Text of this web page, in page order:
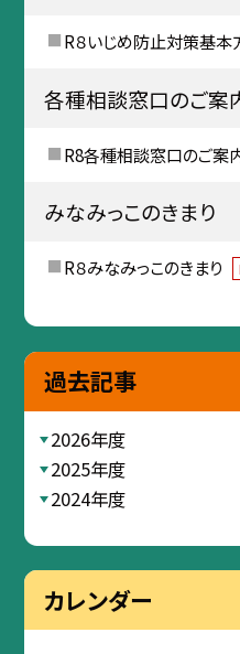
R８いじめ防止対策基本
各種相談窓口のご案
R8各種相談窓口のご案
みなみっこのきまり
R８みなみっこのきまり
過去記事
2026年度
2025年度
2024年度
カレンダー